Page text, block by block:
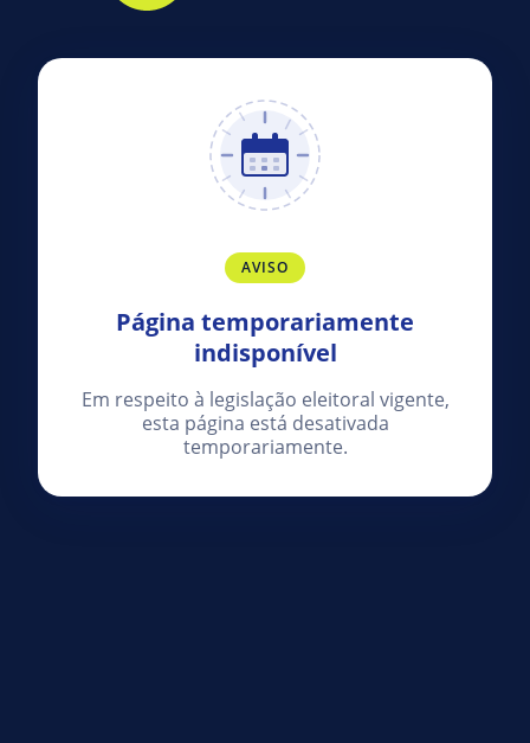
AVISO
Página temporariamente
indisponível
Em respeito à legislação eleitoral vigente,
esta página está desativada
temporariamente.